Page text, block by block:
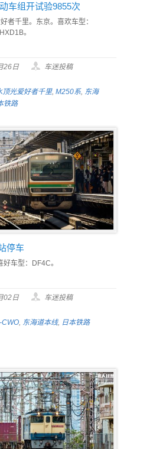
车组开试验9855次
者千里。东京。喜欢车型：
。
26日
车迷投稿
顶光爱好者千里, M250系, 东海
铁路
停车
好车型：DF4C。
02日
车迷投稿
CWO, 东海道本线, 日本铁路